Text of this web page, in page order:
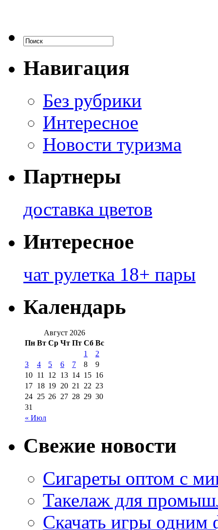
Навигация
Без рубрики
Интересное
Новости туризма
Партнеры
доставка цветов
Интересное
чат рулетка 18+ пары
Календарь
Август 2026
Пн Вт Ср Чт Пт Сб Вс
« Июл
1
2
3
4 5 6 7 8
9
10 11 12 13 14 15 16
17 18 19 20 21 22 23
24 25 26 27 28 29 30
31
Свежие новости
Сигареты оптом с
Такелаж для
Скачать игры одним